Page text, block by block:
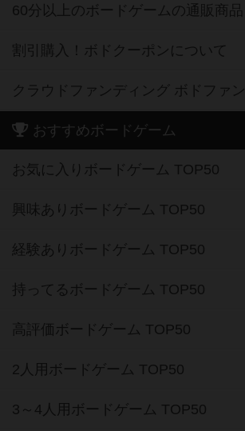
60分以上のボードゲームの通販商品
割引購入！ボドクーポンについて
クラウドファンディング ボドファン
おすすめボードゲーム
お気に入りボードゲーム TOP50
興味ありボードゲーム TOP50
経験ありボードゲーム TOP50
持ってるボードゲーム TOP50
高評価ボードゲーム TOP50
2人用ボードゲーム TOP50
3～4人用ボードゲーム TOP50